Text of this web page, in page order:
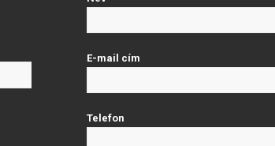
E-mail cím
Telefon